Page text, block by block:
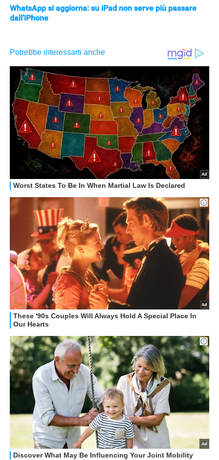
WhatsApp si aggiorna: su iPad non serve più passare
dall’iPhone